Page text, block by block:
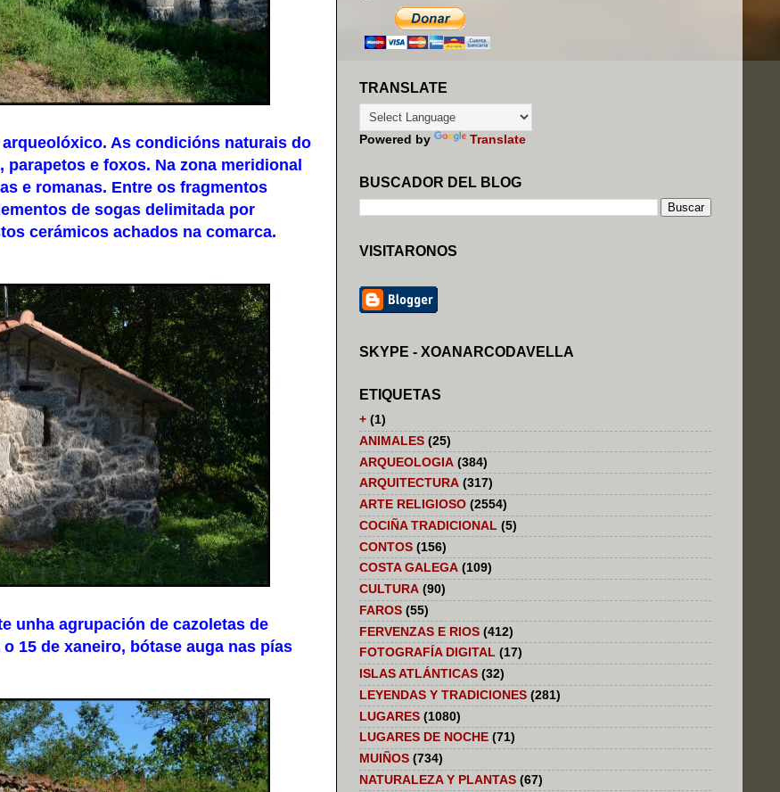
As condicións naturais do
e foxos. Na zona meridional
e romanas. Entre os fragmentos
de sogas delimitada por
cerámicos achados na comarca.
unha agrupación de cazoletas de
15 de xaneiro, bótase auga nas pías
TRANSLATE
Powered by Translate
BUSCADOR DEL BLOG
VISITARONOS
SKYPE - XOANARCODAVELLA
ETIQUETAS
+ (1)
ANIMALES (25)
ARQUEOLOGIA (384)
ARQUITECTURA (317)
ARTE RELIGIOSO (2554)
COCIÑA TRADICIONAL (5)
CONTOS (156)
COSTA GALEGA (109)
CULTURA (90)
FAROS (55)
FERVENZAS E RIOS (412)
FOTOGRAFÍA DIGITAL (17)
ISLAS ATLÁNTICAS (32)
LEYENDAS Y TRADICIONES (281)
LUGARES (1080)
LUGARES DE NOCHE (71)
MUIÑOS (734)
NATURALEZA Y PLANTAS (67)